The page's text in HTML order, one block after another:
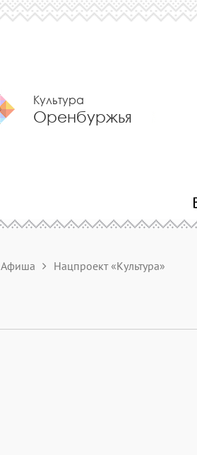
Культура
Оренбуржья
Афиша Нацпроект «Культура»